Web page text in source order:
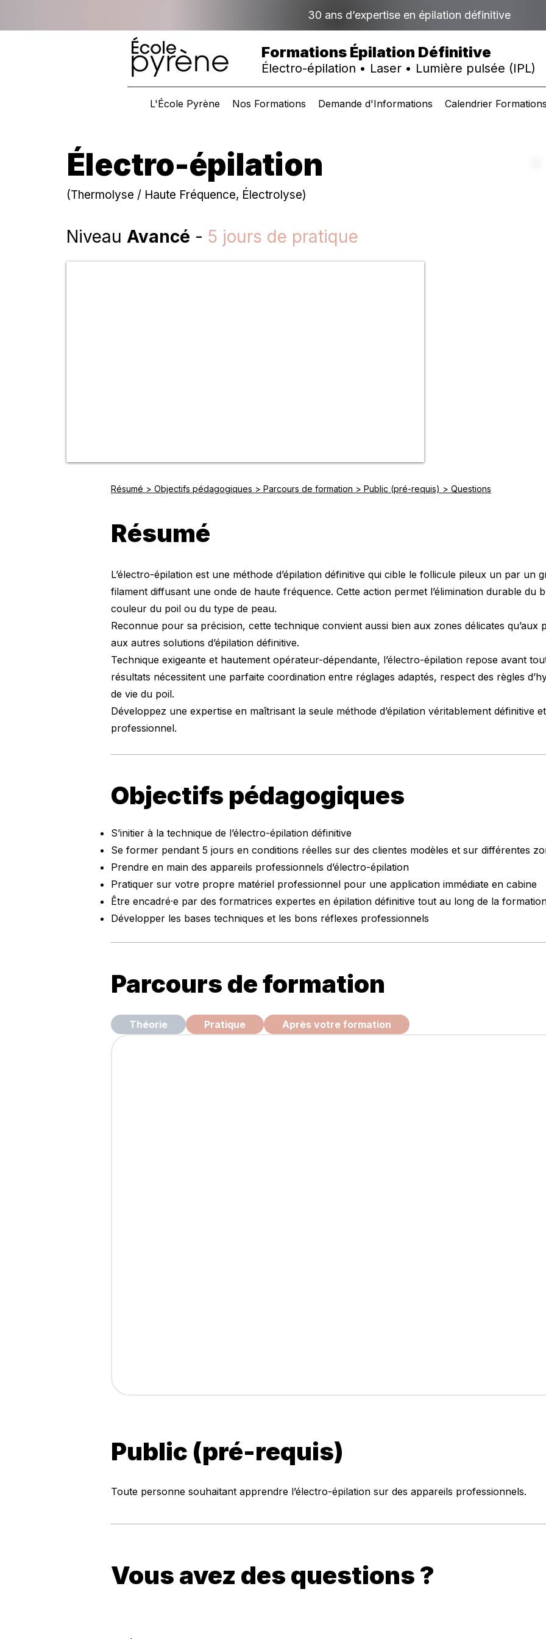
30 ans d’expertise en épilation définitive
Formations Épilation Définitive
Électro-épilation • Laser • Lumière pulsée (IPL)
L'École Pyrène Nos Formations Demande d'Informations Calendrier Formations
Électro-épilation
(Thermolyse / Haute Fréquence, Électrolyse)
NiveauAvancé - 5 jours de pratique
Résumé > Objectifs pédagogiques > Parcours de formation > Public (pré-requis) > Questions
Résumé
L’électro-épilation est une méthode d’épilation définitive qui cible le follicule pileux un par un
filament diffusant une onde de haute fréquence. Cette action permet l’élimination durable du
couleur du poil ou du type de peau.
Reconnue pour sa précision, cette technique convient aussi bien aux zones délicates qu’aux
aux autres solutions d’épilation définitive.
Technique exigeante et hautement opérateur-dépendante, l’électro-épilation repose avant
résultats nécessitent une parfaite coordination entre réglages adaptés, respect des règles
de vie du poil.
Développez une expertise en maîtrisant la seule méthode d’épilation véritablement définitive
professionnel.
Objectifs pédagogiques
​S’initier à la technique de l’électro-épilation définitive
Se former pendant 5 jours en conditions réelles sur des clientes modèles et sur différentes
Prendre en main des appareils professionnels d’électro-épilation
Pratiquer sur votre propre matériel professionnel pour une application immédiate en cabine
Être encadré·e par des formatrices expertes en épilation définitive tout au long de la
Développer les bases techniques et les bons réflexes professionnels
Parcours de formation
Théorie Pratique Après votre formation
Public (pré-requis)
Toute personne souhaitant apprendre l’électro-épilation sur des appareils professionnels.
Vous avez des questions ?